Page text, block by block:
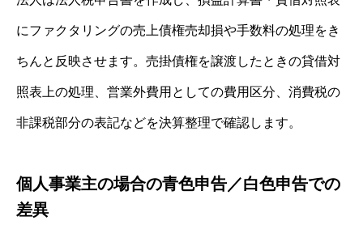
にファクタリングの売上債権売却損や手数料の処理をき
ちんと反映させます。売掛債権を譲渡したときの貸借対
照表上の処理、営業外費用としての費用区分、消費税の
非課税部分の表記などを決算整理で確認します。
個人事業主の場合の青色申告／白色申告での
差異